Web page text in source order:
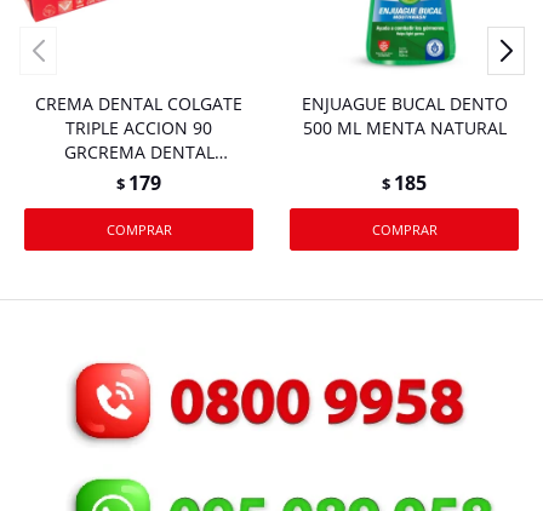
CREMA DENTAL COLGATE
TRIPLE ACCION 90
GRCREMA DENTAL
COLGATE TRIPLE ACCION 90
$ 179
ENJUAGUE BUCAL DENTO
500 ML MENTA NATURAL
$ 185